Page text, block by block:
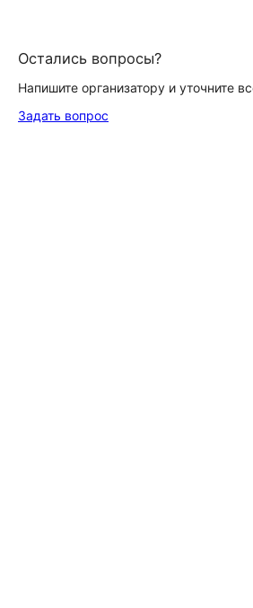
Остались вопросы?
Напишите организатору и уточните
Задать вопрос